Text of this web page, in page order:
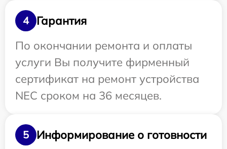
4
Гарантия
По окончании ремонта и оплаты
услуги Вы получите фирменный
сертификат на ремонт устройства
NEC сроком на 36 месяцев.
5
Информирование о готовности